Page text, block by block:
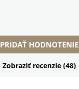
PRIDAŤ HODNOTENIE
Zobraziť recenzie (48)